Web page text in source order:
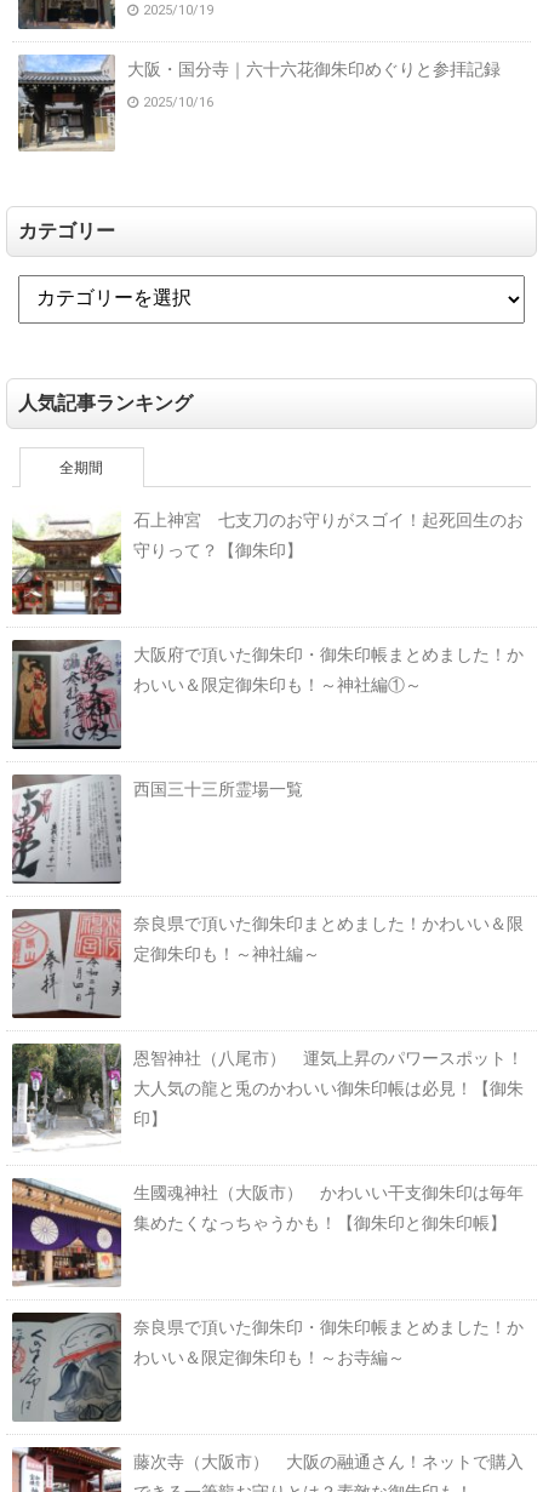
2025/10/19
大阪・国分寺｜六十六花御朱印めぐりと参拝記録
2025/10/16
カテゴリー
人気記事ランキング
全期間
石上神宮 七支刀のお守りがスゴイ！起死回生のお
守りって？【御朱印】
大阪府で頂いた御朱印・御朱印帳まとめました！か
わいい＆限定御朱印も！～神社編①～
西国三十三所霊場一覧
奈良県で頂いた御朱印まとめました！かわいい＆限
定御朱印も！～神社編～
恩智神社（八尾市） 運気上昇のパワースポット！
大人気の龍と兎のかわいい御朱印帳は必見！【御朱
印】
生國魂神社（大阪市） かわいい干支御朱印は毎年
集めたくなっちゃうかも！【御朱印と御朱印帳】
奈良県で頂いた御朱印・御朱印帳まとめました！か
わいい＆限定御朱印も！～お寺編～
藤次寺（大阪市） 大阪の融通さん！ネットで購入